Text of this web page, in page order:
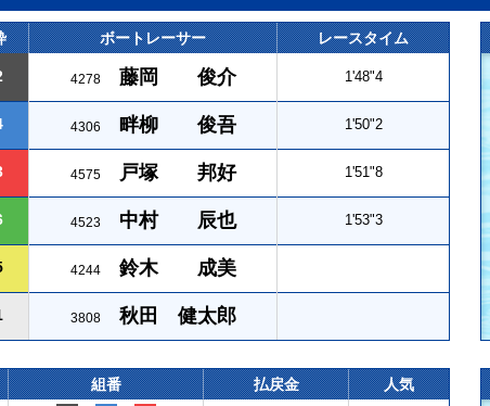
ボートレーサー レースタイム
4278 藤岡 俊介 1'48"4
4306 畔柳 俊吾 1'50"2
4575 戸塚 邦好 1'51"8
4523 中村 辰也 1'53"3
4244 鈴木 成美
3808 秋田 健太郎
組番 払戻金 人気